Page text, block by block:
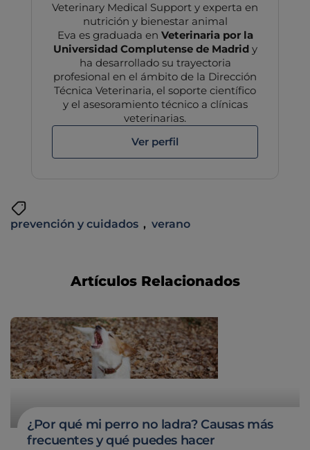
Veterinary Medical Support y experta en
nutrición y bienestar animal
Eva es graduada en Veterinaria por la
Universidad Complutense de Madridy
ha desarrollado su trayectoria
profesional en el ámbito de la Dirección
Técnica Veterinaria, el soporte científico
y el asesoramiento técnico a clínicas
veterinarias.
Ver perfil
prevención y cuidados , verano
Artículos Relacionados
¿Por qué mi perro no ladra? Causas más
frecuentes y qué puedes hacer